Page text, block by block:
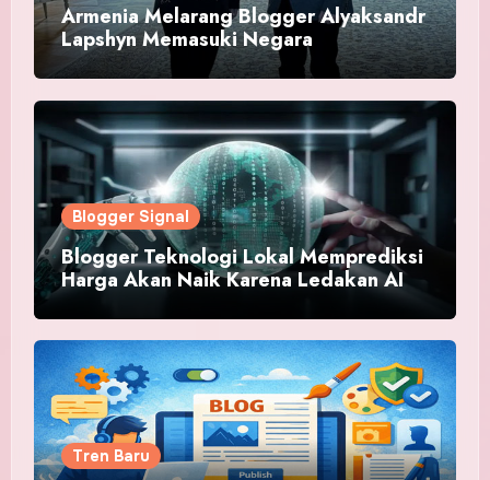
Armenia Melarang Blogger Alyaksandr
Lapshyn Memasuki Negara
Blogger Signal
Blogger Teknologi Lokal Memprediksi
Harga Akan Naik Karena Ledakan AI
Tren Baru